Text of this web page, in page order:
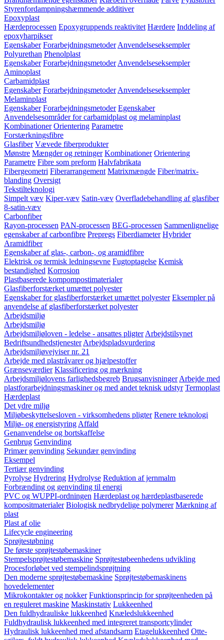
Styrenfordampningshæmmende additiver
Epoxyplast
Hærdeprocessen Epoxygruppends reaktivitet Hærdere Inddeling af
epoxyharpikser
Egenskaber Forarbejdningsmetoder Anvendelseseksempler
Polyurethan Phenolplast
Egenskaber Forarbejdningsmetoder Anvendelseseksempler
Aminoplast
Carbamidplast
Egenskaber Forarbejdningsmetoder Anvendelseseksempler
Melaminplast
Egenskaber Forarbejdningsmetoder Egenskaber
Anvendelsesområder for carbamidplast og melaminplast
Kombinationer Orientering Parametre
Forstærkningsfibre
Glasfiber Vævede fiberprodukter
Mønstre Mængder og retninger Kombinationer Orientering
Parametre Fibre som preform Halvfabrikata
Fibergeometri Fiberarrangement Matrixmængde Fiber/matrix-
blanding Oversigt
Tekstilteknologi
Simpelt væv Kiper-væv Satin-væv Overfladebehandling af glasfiber
8-satin-væv
Carbonfiber
Rayon-processen PAN-processen BEG-processen Sammenlignelige
egenskaber af carbonfibre Prepregs Fiberdiameter Hybrider
Aramidfiber
Egenskaber af glas-, carbon-, og aramidfibre
Elektrisk og termisk ledningsevne Fugtoptagelse Kemisk
bestandighed Korrosion
Plastbaserede kompompostimaterialer
Glasfiberforstærket umættet polyester
Egenskaber for glasfiberforstærket umættet polyester Eksempler på
anvendelse af glasfiberforstærket polyester
Arbejdsmiljø
Arbejdsmiljø
Arbejdsmiljøloven - ledelse - ansattes pligter Arbejdstilsynet
Bedriftsundhedstjenester Arbejdspladsvurdering
Arbejdsmiljøvejviser nr. 21
Arbejde med plastråvarer og hjælpestoffer
Grænseværdier Klassificering og mærkning
Arbejdsmiljølovens farlighedsbegreb Brugsanvisninger Arbejde med
plastforarbejdningsmaskiner og med andet teknisk udstyr Termoplast
Hærdeplast
Det ydre miljø
Miljøbeskyttelsesloven - virksomhedens pligter Renere teknologi
Miljø- og energistyring Affald
Genanvendelse og bortskaffelse
Genbrug Genvinding
Primær genvinding Sekundær genvinding
Eksempel
Tertiær genvinding
Pyrolyse Hydrering Hydrolyse Reduktion af jernmalm
Forbrænding og genvinding til energi
PVC og WUPPI-ordningen Hærdeplast og hærdeplastbaserede
kompositmaterialer Biologisk nedbrydelige polymerer Mærkning af
plast
Plast af olie
Lifecycle engineering
Sprøjtestøbning
De første sprøjtestøbemaskiner
Stempelsprøjtestøbemaskine Sprøjtestøbeenhedens udvikling
Procesforløbet ved stempelindsprøjtning
Den moderne sprøjtestøbemaskine Sprøjtestøbemaskinens
hovedelementer
Mikrokontakter og nokker Funktionsprincip for sprøjteenheden på
en reguleret maskine Maskinstativ Lukkeenhed
Den fuldhydrauliske lukkeenhed Knæledslukkeenhed
Fuldhydraulisk lukkeenhed med integreret transportcylinder
Hydraulisk lukkeenhed med afstandsarm Etagelukkeenhed Otte-